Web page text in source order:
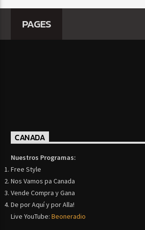
PAGES
CANADA
Nuestros Programas:
Free Style
Nos Vamos pa Canada
Vende Compra y Gana
De por Aquí y por Alla!
Live YouTube:Beoneradio